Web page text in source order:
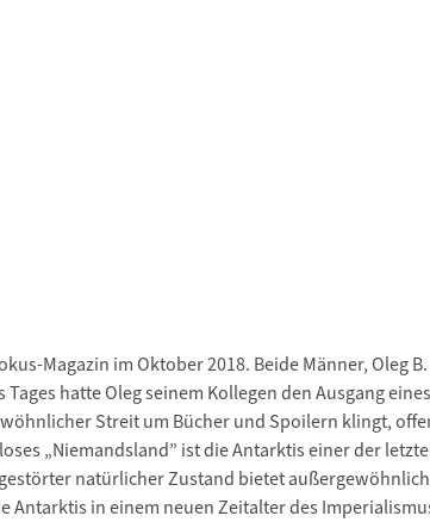
Magazin im Oktober 2018. Beide Männer, Oleg
hatte Oleg seinem Kollegen den Ausgang
Streit um Bücher und Spoilern klingt,
„Niemandsland” ist die Antarktis einer der
natürlicher Zustand bietet
in einem neuen Zeitalter des